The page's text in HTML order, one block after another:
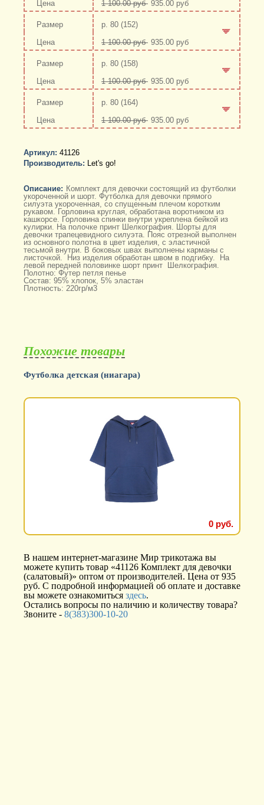
1 100.00 руб 935.00 руб
-р. 80 (152)
1 100.00 руб 935.00 руб
-р. 80 (158)
1 100.00 руб 935.00 руб
-р. 80 (164)
1 100.00 руб 935.00 руб
Артикул: 41126
Производитель: Let's go!
Описание: Комплект для девочки состоящий из футболки
укороченной и шорт. Футболка для девочки прямого
силуэта укороченная, со спущенным плечом коротким
рукавом. Горловина круглая, обработана воротником из
кашкорсе. Горловина спинки внутри укреплена бейкой из
кулирки. На полочке принт Шелкография. Шорты для
девочки трапецевидного силуэта. Пояс отрезной выполнен
из основного полотна в цвет изделия, с эластичной
тесьмой внутри. В боковых швах выполнены карманы с
листочкой. Низ изделия обработан швом в подгибку. На
левой передней половинке шорт принт Шелкография.
Полотно: Футер петля пенье
Состав: 95% хлопок, 5% эластан
Плотность: 220гр/м3
Похожие товары
Футболка детская (ниагара)
0 руб.
В нашем интернет-магазине Мир трикотажа вы
можете купить товар «41126 Комплект для девочки
(салатовый)» оптом от производителей. Цена от 935
руб. С подробной информацией об оплате и доставке
вы можете ознакомиться здесь.
Остались вопросы по наличию и количеству товара?
Звоните - 8(383)300-10-20